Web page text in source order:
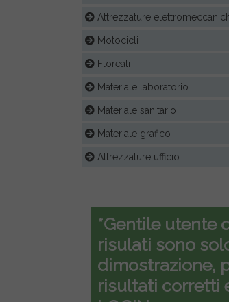
Attrezzature
Motocicli
Floreali
Materiale laboratorio
Materiale sanitario
Materiale grafico
Attrezzature ufficio
*Gentile utente
risulati sono
dimostrazione,
risultati corretti